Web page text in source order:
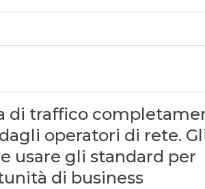
di traffico
operatori di rete.
usare gli standard per
di business